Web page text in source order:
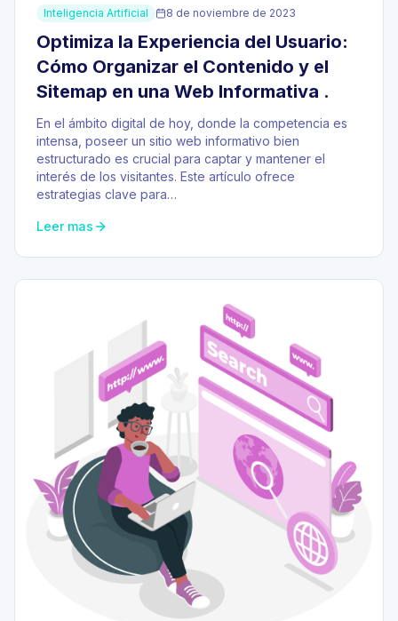
Inteligencia Artificial 8 de noviembre de 2023
Optimiza la Experiencia del Usuario:
Cómo Organizar el Contenido y el
Sitemap en una Web Informativa .
En el ámbito digital de hoy, donde la competencia es
intensa, poseer un sitio web informativo bien
estructurado es crucial para captar y mantener el
interés de los visitantes. Este artículo ofrece
estrategias clave para…
Leer mas